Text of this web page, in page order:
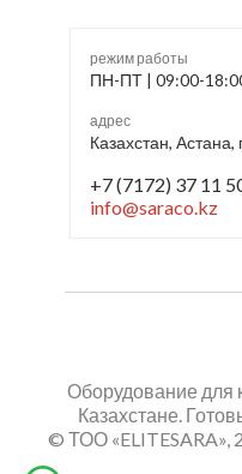
режим работы
ПН-ПТ | 09:00-
адрес
Казахстан,
+7 (7172) 37 11
info@saraco.kz
Оборудование для
Казахстане.
© ТОО «ELITESARA»,